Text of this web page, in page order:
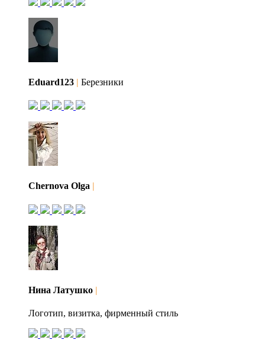
Eduard123 | Березники
Chernova Olga |
Нина Латушко |
Логотип, визитка, фирменный стиль